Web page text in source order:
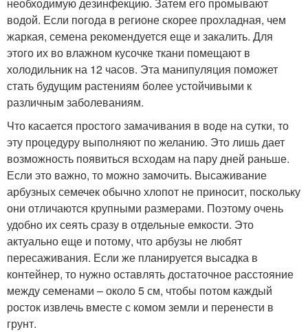
водой. Если погода в регионе скорее прохладная, чем
жаркая, семена рекомендуется еще и закалить. Для
этого их во влажном кусочке ткани помещают в
холодильник на 12 часов. Эта манипуляция поможет
стать будущим растениям более устойчивыми к
различным заболеваниям.
Что касается простого замачивания в воде на сутки, то
эту процедуру выполняют по желанию. Это лишь дает
возможность появиться всходам на пару дней раньше.
Если это важно, то можно замочить. Высаживание
арбузных семечек обычно хлопот не приносит, поскольку
они отличаются крупными размерами. Поэтому очень
удобно их сеять сразу в отдельные емкости. Это
актуально еще и потому, что арбузы не любят
пересаживания. Если же планируется высадка в
контейнер, то нужно оставлять достаточное расстояние
между семенами – около 5 см, чтобы потом каждый
росток извлечь вместе с комом земли и перенести в
грунт.